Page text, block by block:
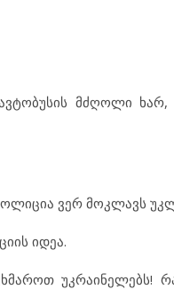
მძღოლი
ვერ მოკლავს
იდეა.
უკრაინელებს!